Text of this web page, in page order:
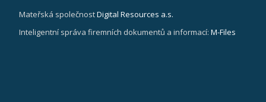
Menu
Mateřská společnostDigital Resources a.s.
Inteligentní správa firemních dokumentů a informací: M-Files